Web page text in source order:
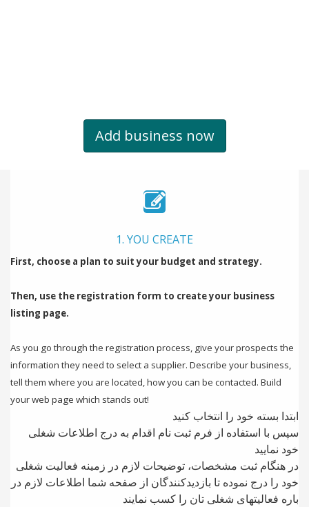
Add business now
1. YOU CREATE
First, choose a plan to suit your budget and strategy.
Then, use the registration form to create your business
listing page.
As you go through the registration process, give your prospects the
information they need to select a supplier. Describe your business,
tell them where you are located, how you can be contacted. Build
your web page which stands out!
ابتدا بسته خود را انتخاب کنید
سپس با استفاده از فرم ثبت نام اقدام به درج اطلاعات شغلی
خود نمایید
در هنگام ثبت مشخصات، توضیحات لازم در زمینه فعالیت شغلی
خود را درج نموده تا بازدیدکنندگان از صفحه شما اطلاعات لازم در
باره فعالیتهای شغلی تان را کسب نمایند